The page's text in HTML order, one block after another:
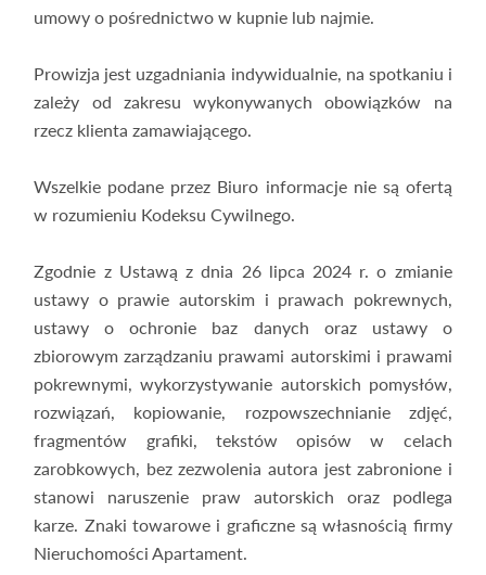
umowy o pośrednictwo w kupnie lub najmie.
Prowizja jest uzgadniania indywidualnie, na spotkaniu i
zależy od zakresu wykonywanych obowiązków na
rzecz klienta zamawiającego.
Wszelkie podane przez Biuro informacje nie są ofertą
w rozumieniu Kodeksu Cywilnego.
Zgodnie z Ustawą z dnia 26 lipca 2024 r. o zmianie
ustawy o prawie autorskim i prawach pokrewnych,
ustawy o ochronie baz danych oraz ustawy o
zbiorowym zarządzaniu prawami autorskimi i prawami
pokrewnymi, wykorzystywanie autorskich pomysłów,
rozwiązań, kopiowanie, rozpowszechnianie zdjęć,
fragmentów grafiki, tekstów opisów w celach
zarobkowych, bez zezwolenia autora jest zabronione i
stanowi naruszenie praw autorskich oraz podlega
karze. Znaki towarowe i graficzne są własnością firmy
Nieruchomości Apartament.